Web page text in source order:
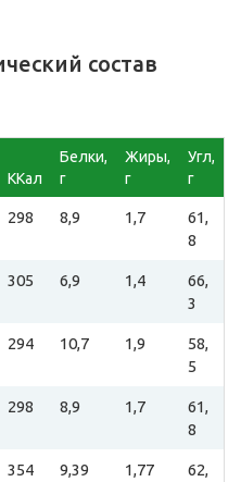
состав
ККал
Белки,
г
Жиры,
г
Угл,
г
298 8,9 1,7
61,
8
305 6,9 1,4
66,
3
294 10,7 1,9
58,
5
298 8,9 1,7
61,
8
354 9,39 1,77
62,